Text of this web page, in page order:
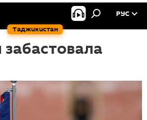
Таджикистан
РУС